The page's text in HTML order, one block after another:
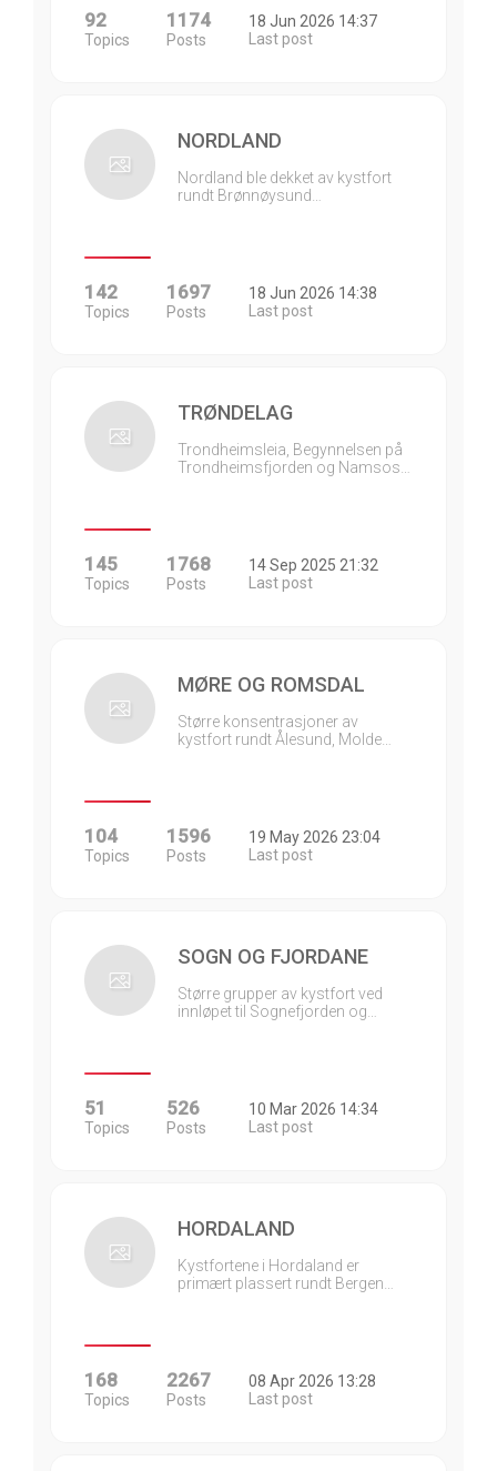
92
Topics
1174
Posts
18 Jun 2026 14:37
Last post
NORDLAND
Nordland ble dekket av kystfort
rundt Brønnøysund…
142
Topics
1697
Posts
18 Jun 2026 14:38
Last post
TRØNDELAG
Trondheimsleia, Begynnelsen på
Trondheimsfjorden og Namsos…
145
Topics
1768
Posts
14 Sep 2025 21:32
Last post
MØRE OG ROMSDAL
Større konsentrasjoner av
kystfort rundt Ålesund, Molde…
104
Topics
1596
Posts
19 May 2026 23:04
Last post
SOGN OG FJORDANE
Større grupper av kystfort ved
innløpet til Sognefjorden og…
51
Topics
526
Posts
10 Mar 2026 14:34
Last post
HORDALAND
Kystfortene i Hordaland er
primært plassert rundt Bergen…
168
Topics
2267
Posts
08 Apr 2026 13:28
Last post